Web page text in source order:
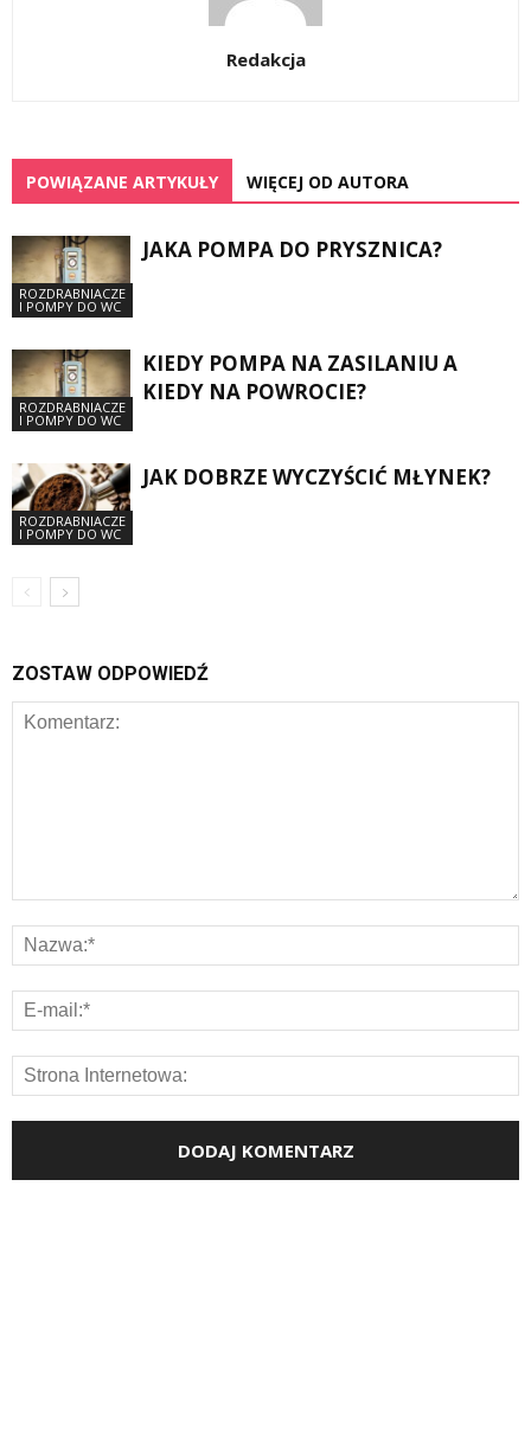
Redakcja
POWIĄZANE ARTYKUŁY WIĘCEJ OD AUTORA
ROZDRABNIACZE
I POMPY DO WC
JAKA POMPA DO PRYSZNICA?
ROZDRABNIACZE
I POMPY DO WC
KIEDY POMPA NA ZASILANIU A
KIEDY NA POWROCIE?
ROZDRABNIACZE
I POMPY DO WC
JAK DOBRZE WYCZYŚCIĆ MŁYNEK?
ZOSTAW ODPOWIEDŹ